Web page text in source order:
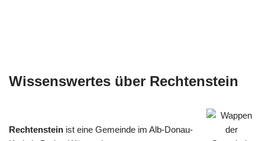
Wissenswertes über Rechtenstein
Rechtenstein ist eine Gemeinde im Alb-Donau-